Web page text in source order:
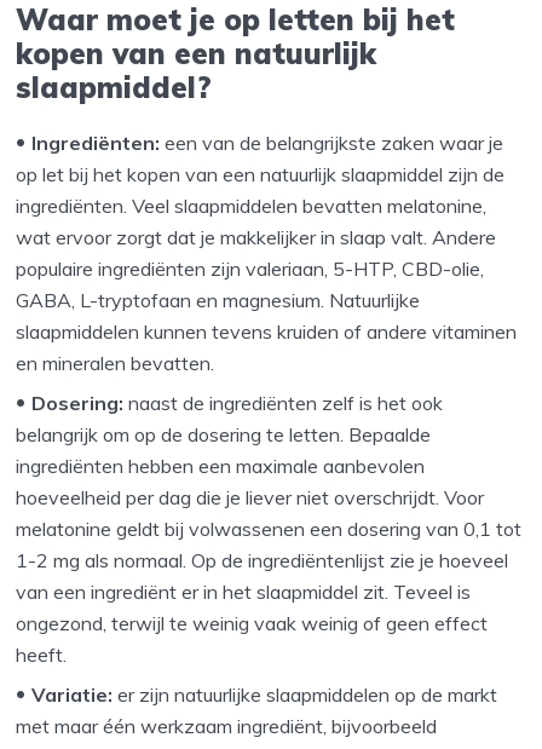
Waar moet je op letten bij het
kopen van een natuurlijk
slaapmiddel?
Ingrediënten:een van de belangrijkste zaken waar je
op let bij het kopen van een natuurlijk slaapmiddel zijn de
ingrediënten. Veel slaapmiddelen bevatten melatonine,
wat ervoor zorgt dat je makkelijker in slaap valt. Andere
populaire ingrediënten zijn valeriaan, 5-HTP, CBD-olie,
GABA, L-tryptofaan en magnesium. Natuurlijke
slaapmiddelen kunnen tevens kruiden of andere vitaminen
en mineralen bevatten.
Dosering:naast de ingrediënten zelf is het ook
belangrijk om op de dosering te letten. Bepaalde
ingrediënten hebben een maximale aanbevolen
hoeveelheid per dag die je liever niet overschrijdt. Voor
melatonine geldt bij volwassenen een dosering van 0,1 tot
1-2 mg als normaal. Op de ingrediëntenlijst zie je hoeveel
van een ingrediënt er in het slaapmiddel zit. Teveel is
ongezond, terwijl te weinig vaak weinig of geen effect
heeft.
Variatie:er zijn natuurlijke slaapmiddelen op de markt
met maar één werkzaam ingrediënt, bijvoorbeeld